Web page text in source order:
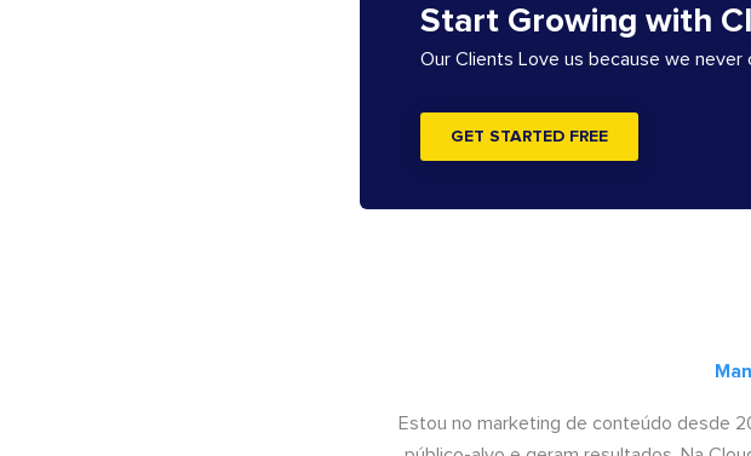
Start Growing with
Our Clients Love us because we
GET STARTED FREE
Estou no marketing de conteúdo desde